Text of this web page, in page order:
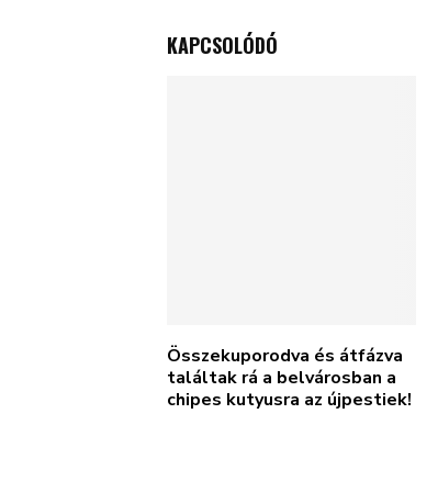
KAPCSOLÓDÓ
Összekuporodva és átfázva
találtak rá a belvárosban a
chipes kutyusra az újpestiek!